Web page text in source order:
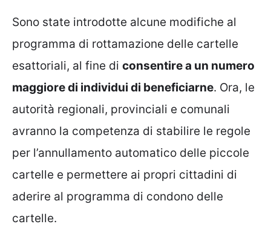
Sono state introdotte alcune modifiche al
programma di rottamazione delle cartelle
esattoriali, al fine di consentire a un numero
maggiore di individui di beneficiarne. Ora, le
autorità regionali, provinciali e comunali
avranno la competenza di stabilire le regole
per l’annullamento automatico delle piccole
cartelle e permettere ai propri cittadini di
aderire al programma di condono delle
cartelle.